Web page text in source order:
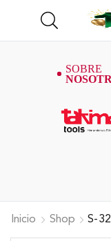
Inicio Shop S-